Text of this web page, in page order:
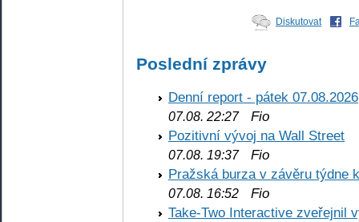
Diskutovat
Poslední zprávy
Denní report - pátek 07.08.2026
07.08. 22:27Fio
Pozitivní vývoj na Wall Street
07.08. 19:37Fio
Pražská burza v závěru týdne
07.08. 16:52 Fio
Take-Two Interactive zveřejnil